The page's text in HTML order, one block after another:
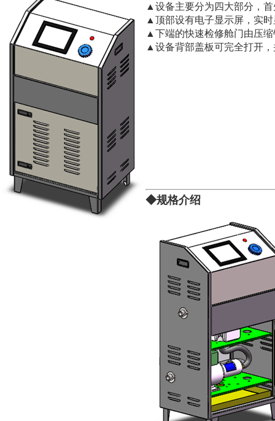
▲设备主要分为四大部分，
▲顶部设有电子显示屏，实
▲下端的快速检修舱门由压
▲设备背部盖板可完全打开
◆规格介绍